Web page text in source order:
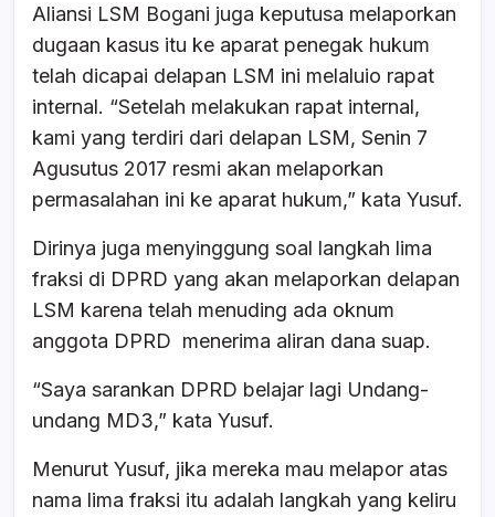
Aliansi LSM Bogani juga keputusa melaporkan
dugaan kasus itu ke aparat penegak hukum
telah dicapai delapan LSM ini melaluio rapat
internal. “Setelah melakukan rapat internal,
kami yang terdiri dari delapan LSM, Senin 7
Agusutus 2017 resmi akan melaporkan
permasalahan ini ke aparat hukum,” kata Yusuf.
Dirinya juga menyinggung soal langkah lima
fraksi di DPRD yang akan melaporkan delapan
LSM karena telah menuding ada oknum
anggota DPRD menerima aliran dana suap.
“Saya sarankan DPRD belajar lagi Undang-
undang MD3,” kata Yusuf.
Menurut Yusuf, jika mereka mau melapor atas
nama lima fraksi itu adalah langkah yang keliru